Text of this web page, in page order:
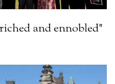
and ennobled"